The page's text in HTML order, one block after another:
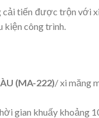
tiến được trộn với
kiện công trình.
(MA-222)/ xi măng
gian khuấy khoảng